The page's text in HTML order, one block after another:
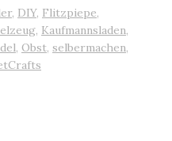
, DIY, Flitzpiepe,
, Kaufmannsladen,
, Obst, selbermachen,